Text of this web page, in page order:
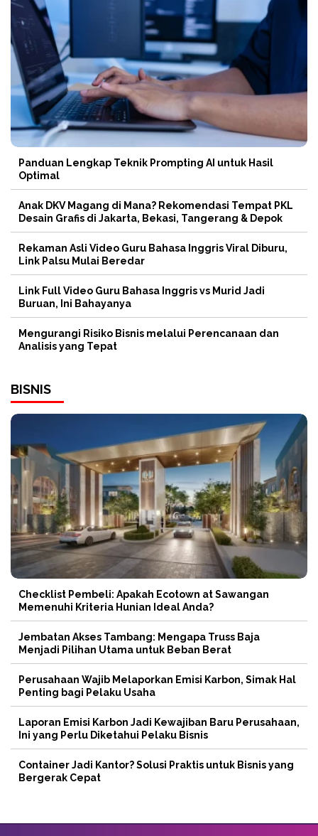
Panduan Lengkap Teknik Prompting AI untuk Hasil
Optimal
Anak DKV Magang di Mana? Rekomendasi Tempat PKL
Desain Grafis di Jakarta, Bekasi, Tangerang & Depok
Rekaman Asli Video Guru Bahasa Inggris Viral Diburu,
Link Palsu Mulai Beredar
Link Full Video Guru Bahasa Inggris vs Murid Jadi
Buruan, Ini Bahayanya
Mengurangi Risiko Bisnis melalui Perencanaan dan
Analisis yang Tepat
BISNIS
Checklist Pembeli: Apakah Ecotown at Sawangan
Memenuhi Kriteria Hunian Ideal Anda?
Jembatan Akses Tambang: Mengapa Truss Baja
Menjadi Pilihan Utama untuk Beban Berat
Perusahaan Wajib Melaporkan Emisi Karbon, Simak Hal
Penting bagi Pelaku Usaha
Laporan Emisi Karbon Jadi Kewajiban Baru Perusahaan,
Ini yang Perlu Diketahui Pelaku Bisnis
Container Jadi Kantor? Solusi Praktis untuk Bisnis yang
Bergerak Cepat